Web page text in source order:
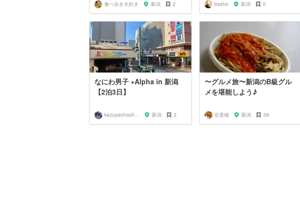
食べ歩き大好き 新潟 2 basho 新潟 0
なにわ男子 +Alpha in 新潟
【2泊3日】
kazuyaohashi89 新潟 2
〜グルメ旅〜新潟のB級グル
メを堪能しよう♪
谷里穂 新潟 38